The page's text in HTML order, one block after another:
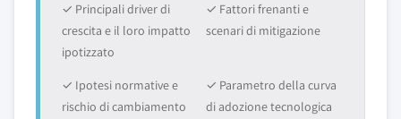
✓ Principali driver di
crescita e il loro impatto
ipotizzato
✓ Fattori frenanti e
scenari di mitigazione
✓ Ipotesi normative e
rischio di cambiamento
✓ Parametro della curva
di adozione tecnologica